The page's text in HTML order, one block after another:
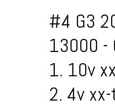
#4 G3
13000 -
1. 10v
2. 4v